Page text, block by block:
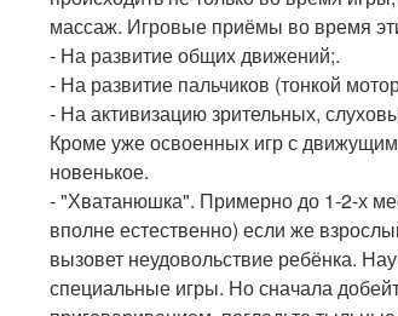
массаж. Игровые приёмы во время
- На развитие общих движений;.
- На развитие пальчиков (тонкой
- На активизацию зрительных,
Кроме уже освоенных игр с
новенькое.
- "Хватанюшка". Примерно до 1-2-х
вполне естественно) если же
вызовет неудовольствие ребёнка.
специальные игры. Но сначала